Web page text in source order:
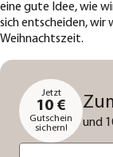
eine gute Idee, wie
sich entscheiden, wir
Weihnachtszeit.
Jetzt
10 €
Gutschein
sichern!
und